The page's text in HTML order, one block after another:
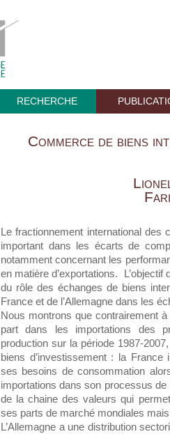
RECHERCHE
Commerce de biens
Le fractionnement international
important dans les écarts de
notamment concernant les
en matière d’exportations. L’objectif
du rôle des échanges de biens
France et de l’Allemagne dans les
Nous montrons que contrairement
part dans les importations des
production sur la période 1987-
biens d’investissement : la
ses besoins de consommation
importations dans son processus de
de la chaine des valeurs qui
ses parts de marché mondiales
L’Allemagne a une distribution